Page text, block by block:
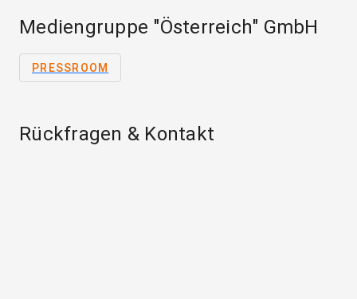
Mediengruppe "Österreich" GmbH
PRESSROOM
Rückfragen & Kontakt